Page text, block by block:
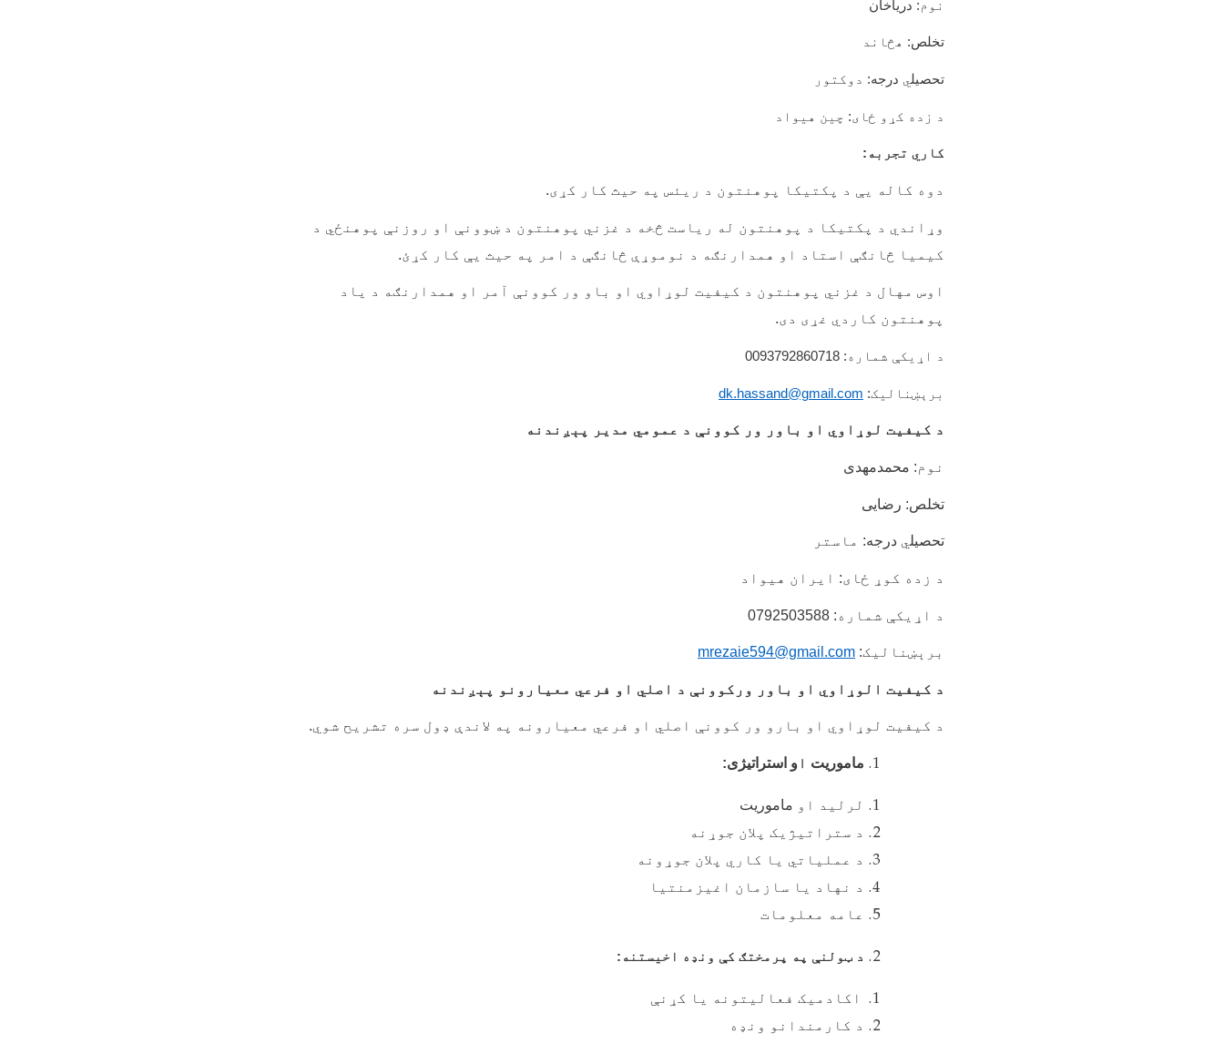
نوم: دریاخان
تخلص: هڅاند
تحصیلي درجه: دوکتور
د زده کړو ځای: چین هیواد
کاري تجربه :
دوه کاله يې د پکتیکا پوهنتون د ریئس په حیث کار کړی.
وړاندي د پکتیکا د پوهنتون له ریاست څخه د غزني پوهنتون د ښوونې او روزنې پوهنځي د
کیمیا څانګې استاد او همدارنګه د نوموړې څانګې د امر په حیث يې کار کړئ.
اوس مهال د غزني پوهنتون د کیفیت لوړاوي او باو ور کوونې آمر او همدارنګه د یاد
پوهنتون کاردي غړی دی.
د اړیکې شماره: 0093792860718
برېښنالیک:
dk.hassand@gmail.com
د کیفیت لوړاوي او باور ور کوونې د عمومي مدیر پېږندنه
نوم: محمدمهدی
تخلص: رضایی
تحصیلي درجه: ماستر
د زده کوړ ځای: ایران هیواد
د اړیکې شماره : 0792503588
برېښنالیک:
mrezaie594@gmail.com
د کیفیت الوړاوي او باور ورکوونې د اصلي او فرعي معیارونو پېږندنه
د کیفیت لوړاوي او بارو ور کوونې اصلي او فرعي معیارونه په لاندې ډول سره تشريح شوي.
ماموریت ا و استراتیژی:
لرلید او ماموریت
د ستراتیژیک پلان جوړنه
د عملیاتي یا کاري پلان جوړونه
د نهاد یا سازمان اغیزمنتیا
عامه معلومات
د ټولنې په پرمختګ کې ونډه اخیستنه :
اکادمیک فعالیتونه یا کړنې
د کارمندانو ونډه